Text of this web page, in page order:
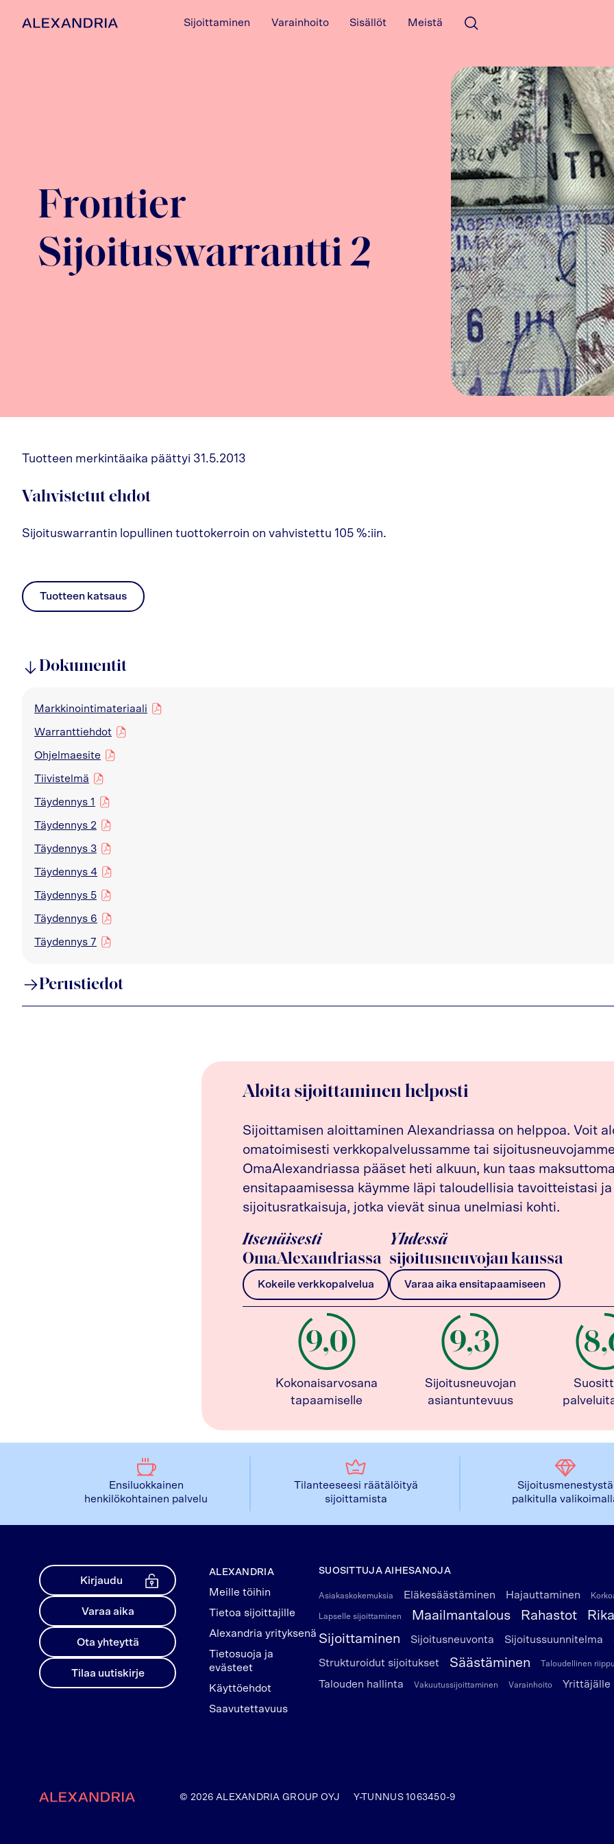
Etusivulle
Sijoittaminen Varainhoito Sisällöt Meistä
Avaa haku
Frontier
Sijoituswarrantti 2
Tuotteen merkintäaika päättyi 31.5.2013
Vahvistetut ehdot
Sijoituswarrantin lopullinen tuottokerroin on vahvistettu 105 %:iin.
Tuotteen katsaus
pdf
Dokumentit
Markkinointimateriaali
pdf
Warranttiehdot
pdf
Ohjelmaesite
pdf
Tiivistelmä
pdf
Täydennys 1
pdf
Täydennys 2
pdf
Täydennys 3
pdf
Täydennys 4
pdf
Täydennys 5
pdf
Täydennys 6
pdf
Täydennys 7
pdf
Perustiedot
Aloita sijoittaminen helposti
Sijoittamisen aloittaminen Alexandriassa on helppoa. Voit
omatoimisesti verkkopalvelussamme tai
OmaAlexandriassa pääset heti alkuun, kun taas
ensitapaamisessa käymme läpi taloudellisia tavoitteistasi ja
sijoitusratkaisuja, jotka vievät sinua unelmiasi kohti.
Itsenäisesti
OmaAlexandriassa
Kokeile verkkopalvelua
Yhdessä
sijoitusneuvojan kanssa
Varaa aika ensitapaamiseen
Kokonaisarvosana
tapaamiselle
Sijoitusneuvojan
asiantuntevuus
Ensiluokkainen
henkilökohtainen palvelu
Tilanteeseesi räätälöityä
sijoittamista
Sijoitusmenestystä
palkitulla
Kirjaudu
Varaa aika
Ota yhteyttä
Tilaa uutiskirje
ALEXANDRIA
Meille töihin
Tietoa sijoittajille
Alexandria yrityksenä
Tietosuoja ja
evästeet
Käyttöehdot
Saavutettavuus
SUOSITTUJA AIHESANOJA
Asiakaskokemuksia Eläkesäästäminen Hajauttaminen
Lapselle sijoittaminen Maailmantalous Rahastot
Sijoittaminen
Sijoitusneuvonta Sijoitussuunnitelma
Strukturoidut sijoitukset Säästäminen Taloudellinen
Talouden hallinta Vakuutussijoittaminen Varainhoito Yrittäjälle
Etusivulle© 2026 ALEXANDRIA GROUP OYJ Y-TUNNUS 1063450-9